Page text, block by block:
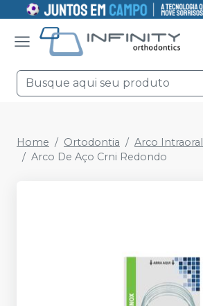
Home Ortodontia
Arco Intraoral
Arco De Aço Crni Redondo